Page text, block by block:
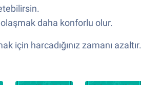
daha konforlu olur.
için harcadığınız zamanı azaltır.